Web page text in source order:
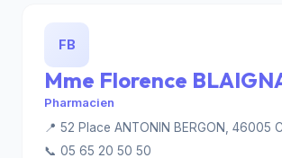
FB
Mme Florence
Pharmacien
📍 52 Place ANTONIN BERGON, 46005
📞 05 65 20 50 50